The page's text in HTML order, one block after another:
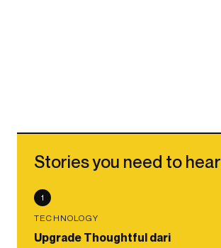
Stories you need to hear
1
TECHNOLOGY
Upgrade Thoughtful dari